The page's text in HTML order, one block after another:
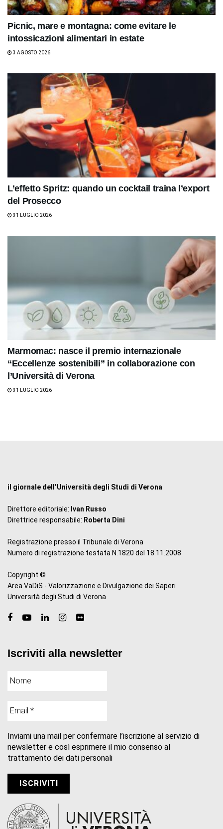
Picnic, mare e montagna: come evitare le
intossicazioni alimentari in estate
3 AGOSTO 2026
L’effetto Spritz: quando un cocktail traina l’export
del Prosecco
31 LUGLIO 2026
Marmomac: nasce il premio internazionale
“Eccellenze sostenibili” in collaborazione con
l’Università di Verona
31 LUGLIO 2026
il giornale dell’Università degli Studi di Verona
Direttore editoriale: Ivan Russo
Direttrice responsabile: Roberta Dini
Registrazione presso il Tribunale di Verona
Numero di registrazione testata N.1820 del 18.11.2008
Copyright ©
Area VaDiS - Valorizzazione e Divulgazione dei Saperi
Università degli Studi di Verona
Iscriviti alla newsletter
Inviami una mail per confermare l’iscrizione al servizio di
newsletter e così esprimere il mio consenso al
trattamento dei dati personali